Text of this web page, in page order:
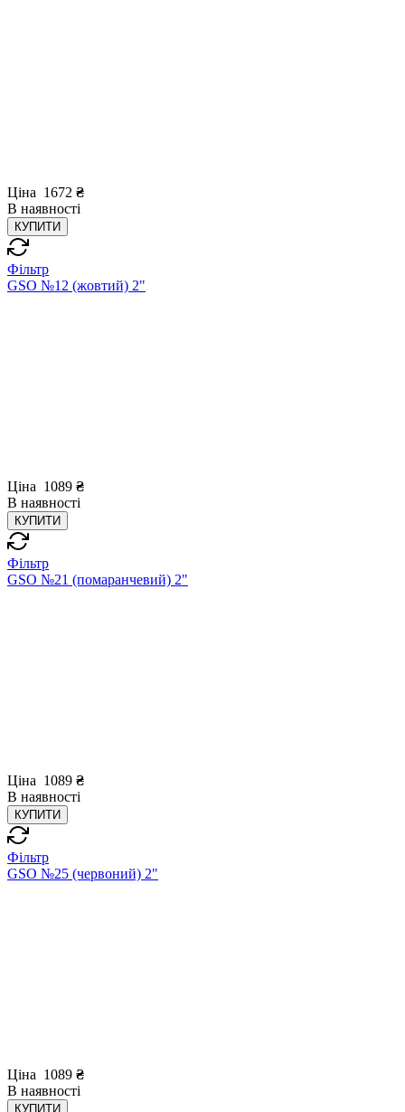
Ціна 1672 ₴
В наявності
КУПИТИ
Фільтр
GSO №12 (жовтий) 2"
Ціна 1089 ₴
В наявності
КУПИТИ
Фільтр
GSO №21 (помаранчевий) 2"
Ціна 1089 ₴
В наявності
КУПИТИ
Фільтр
GSO №25 (червоний) 2"
Ціна 1089 ₴
В наявності
КУПИТИ